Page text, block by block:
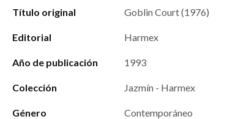
Título original Goblin Court (1976)
Editorial Harmex
Año de publicación 1993
Colección Jazmín - Harmex
Género Contemporáneo